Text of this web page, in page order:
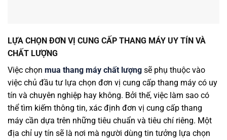
LỰA CHỌN ĐƠN VỊ CUNG CẤP THANG MÁY UY TÍN VÀ
CHẤT LƯỢNG
Việc chọn mua thang máy chất lượng sẽ phụ thuộc vào
việc chủ đầu tư lựa chọn đơn vị cung cấp thang máy có uy
tín và chuyên nghiệp hay không. Bởi thế, việc làm sao có
thể tìm kiếm thông tin, xác định đơn vị cung cấp thang
máy cần dựa trên những tiêu chuẩn và tiêu chí riêng. Một
địa chỉ uy tín sẽ là nơi mà người dùng tin tưởng lựa chọn